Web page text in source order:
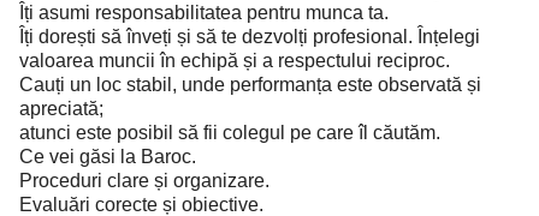
Îți asumi responsabilitatea pentru munca ta.
Îți dorești să înveți și să te dezvolți profesional. Înțelegi
valoarea muncii în echipă și a respectului reciproc.
Cauți un loc stabil, unde performanța este observată și
apreciată;
atunci este posibil să fii colegul pe care îl căutăm.
Ce vei găsi la Baroc.
Proceduri clare și organizare.
Evaluări corecte și obiective.